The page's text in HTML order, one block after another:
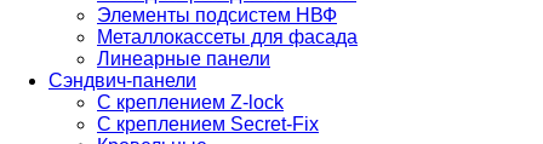
Элементы подсистем НВФ
Металлокассеты для фасада
Линеарные панели
Сэндвич-панели
С креплением Z-lock
С креплением Secret-Fix